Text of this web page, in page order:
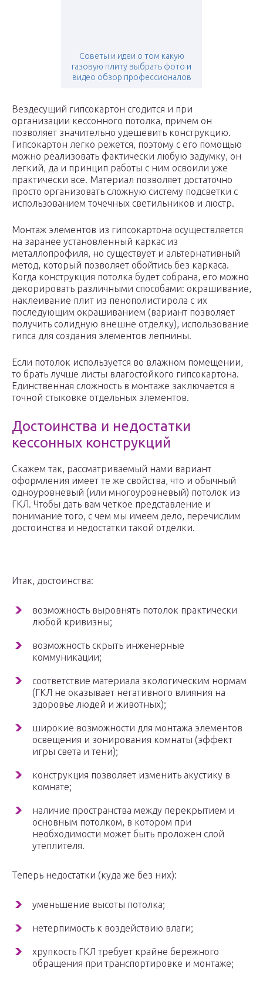
Советы и идеи о том какую
газовую плиту выбрать фото и
видео обзор профессионалов
Вездесущий гипсокартон сгодится и при
организации кессонного потолка, причем он
позволяет значительно удешевить конструкцию.
Гипсокартон легко режется, поэтому с его помощью
можно реализовать фактически любую задумку, он
легкий, да и принцип работы с ним освоили уже
практически все. Материал позволяет достаточно
просто организовать сложную систему подсветки с
использованием точечных светильников и люстр.
Монтаж элементов из гипсокартона осуществляется
на заранее установленный каркас из
металлопрофиля, но существует и альтернативный
метод, который позволяет обойтись без каркаса.
Когда конструкция потолка будет собрана, его можно
декорировать различными способами: окрашивание,
наклеивание плит из пенополистирола с их
последующим окрашиванием (вариант позволяет
получить солидную внешне отделку), использование
гипса для создания элементов лепнины.
Если потолок используется во влажном помещении,
то брать лучше листы влагостойкого гипсокартона.
Единственная сложность в монтаже заключается в
точной стыковке отдельных элементов.
Достоинства и недостатки
кессонных конструкций
Скажем так, рассматриваемый нами вариант
оформления имеет те же свойства, что и обычный
одноуровневый (или многоуровневый) потолок из
ГКЛ. Чтобы дать вам четкое представление и
понимание того, с чем мы имеем дело, перечислим
достоинства и недостатки такой отделки.
Итак, достоинства:
возможность выровнять потолок практически
любой кривизны;
возможность скрыть инженерные
коммуникации;
соответствие материала экологическим нормам
(ГКЛ не оказывает негативного влияния на
здоровье людей и животных);
широкие возможности для монтажа элементов
освещения и зонирования комнаты (эффект
игры света и тени);
конструкция позволяет изменить акустику в
комнате;
наличие пространства между перекрытием и
основным потолком, в котором при
необходимости может быть проложен слой
утеплителя.
Теперь недостатки (куда же без них):
уменьшение высоты потолка;
нетерпимость к воздействию влаги;
хрупкость ГКЛ требует крайне бережного
обращения при транспортировке и монтаже;